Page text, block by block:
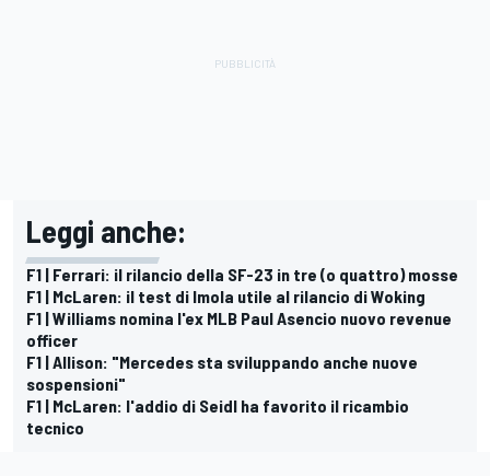
Leggi anche:
F1 | Ferrari: il rilancio della SF-23 in tre (o quattro) mosse
F1 | McLaren: il test di Imola utile al rilancio di Woking
F1 | Williams nomina l'ex MLB Paul Asencio nuovo revenue
officer
F1 | Allison: "Mercedes sta sviluppando anche nuove
sospensioni"
F1 | McLaren: l'addio di Seidl ha favorito il ricambio
tecnico